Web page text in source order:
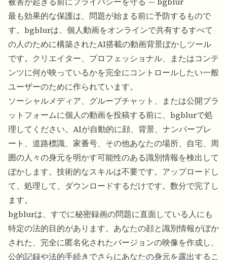
最も効果的な保護は、問題が始まる前に予防するもので
す。bgblurは、個人動画をオンラインで共有するすべて
の人のために構築されたAI搭載の動画背景ぼかしツール
です。クリエイター、プロフェッショナル、またはコンテ
ンツに何が映っているかを完全にコントロールしたい一般
ユーザーのために作られています。
ソーシャルメディア、グループチャット、または公開プラ
ットフォームに個人の動画を投稿する前に、bgblurで処
理してください。AIが自動的に顔、背景、ナンバープレ
ート、道路標識、家番号、その他あなたの場所、自宅、周
囲の人々の身元を明かす可能性のある識別情報を検出して
ぼかします。技術的なスキルは不要です。アップロードし
て、処理して、ダウンロードするだけです。数分で完了し
ます。
bgblurは、すでに秘密録画の問題に直面している人にも
特定の法的目的があります。あなたの顔と識別情報がぼか
された、完全に匿名化されたバージョンの映像を作成し、
公的記録や法的手続きでさらにあなたの身元を露出するこ